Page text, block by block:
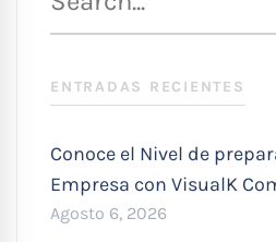
para
ENTRADAS RECIENTES
Conoce el Nivel de
Empresa con VisualK
Agosto 6, 2026